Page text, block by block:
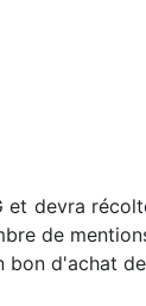
devra
de
d'achat